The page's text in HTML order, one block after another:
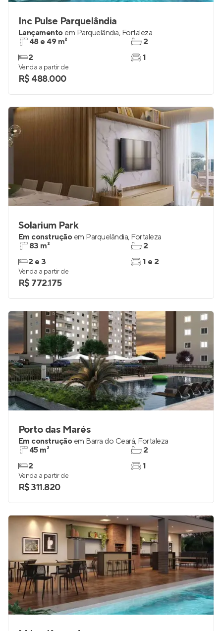
Inc Pulse Parquelândia
Lançamento em Parquelândia, Fortaleza
48 e 49 m²
2
2
1
Venda a partir de
R$ 488.000
Solarium Park
Em construção em Parquelândia, Fortaleza
83 m²
2 e 3
2
1 e 2
Venda a partir de
R$ 772.175
Porto das Marés
Em construção em Barra do Ceará, Fortaleza
45 m²
2
2
1
Venda a partir de
R$ 311.820